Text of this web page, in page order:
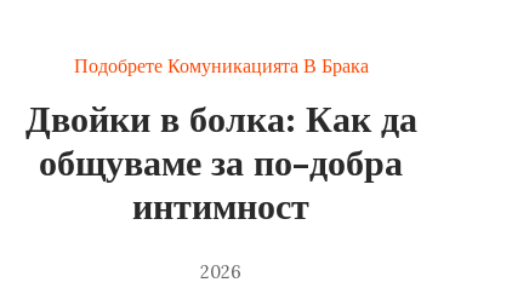
Подобрете Комуникацията В Брака
Двойки в болка: Как да
общуваме за по-добра
интимност
2026